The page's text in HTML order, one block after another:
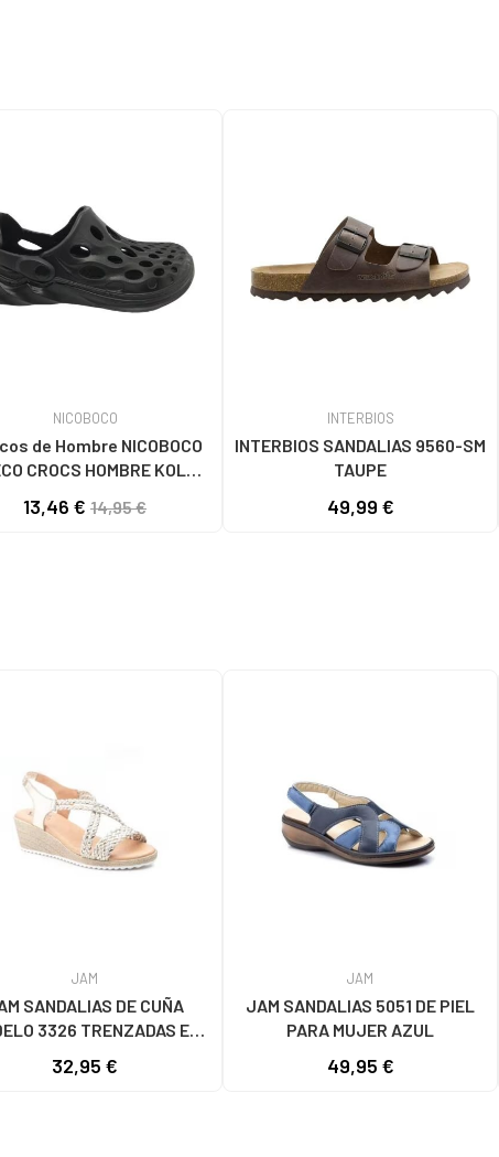
NICOBOCO
de Hombre NICOBOCO
CROCS HOMBRE KOLKI
13,46 € 14,95 €
INTERBIOS
INTERBIOS SANDALIAS 9560-SM
TAUPE
49,99 €
JAM
SANDALIAS DE CUÑA
3326 TRENZADAS EN
32,95 €
JAM
JAM SANDALIAS 5051 DE PIEL
PARA MUJER AZUL
49,95 €